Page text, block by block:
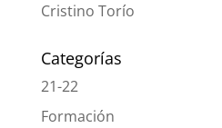
Cristino Torío
Categorías
21-22
Formación